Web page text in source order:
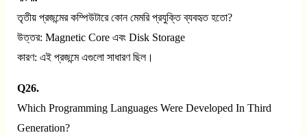
তৃতীয় প্রজন্মের কম্পিউটারে কোন মেমরি প্রযুক্তি ব্যবহৃত হতো?
উত্তর: Magnetic Core এবং Disk Storage
কারণ: এই প্রজন্মে এগুলো সাধারণ ছিল।
Q26.
Which Programming Languages Were Developed In Third
Generation?